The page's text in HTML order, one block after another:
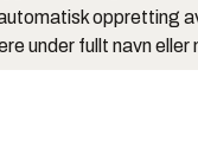
oppretting
under fullt navn eller